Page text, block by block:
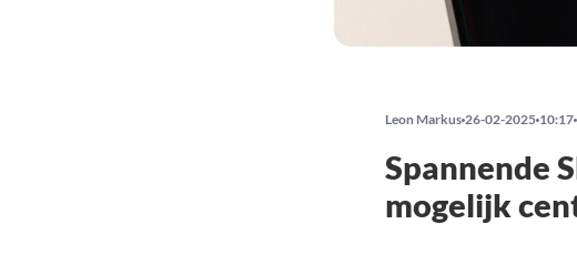
Leon Markus 26-02-2025 10:17
Spannende
mogelijk